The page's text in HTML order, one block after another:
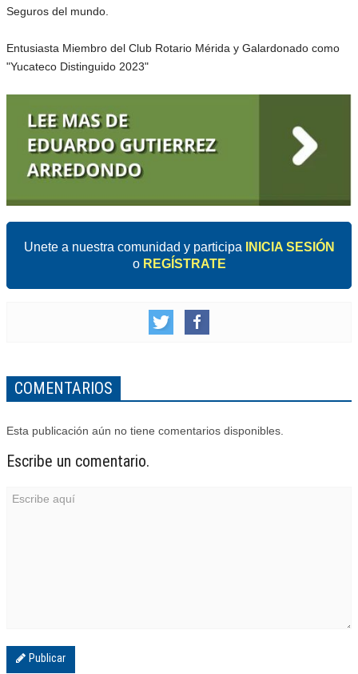
Seguros del mundo.
Entusiasta Miembro del Club Rotario Mérida y Galardonado como
"Yucateco Distinguido 2023"
Unete a nuestra comunidad y participa
INICIA SESIÓN
o REGÍSTRATE
COMENTARIOS
Esta publicación aún no tiene comentarios disponibles.
Escribe un comentario.
Publicar